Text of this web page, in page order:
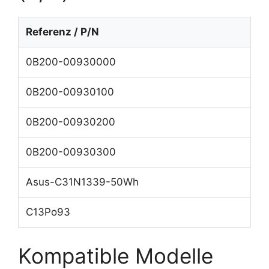
Referenz / P/N
0B200-00930000
0B200-00930100
0B200-00930200
0B200-00930300
Asus-C31N1339-50Wh
C13Po93
Kompatible Modelle